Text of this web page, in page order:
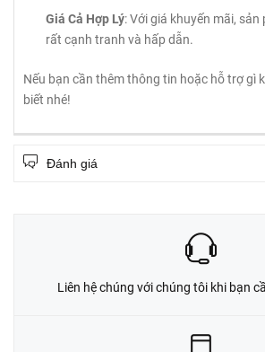
Giá Cả Hợp Lý: Với giá khuyến mãi,
rất cạnh tranh và hấp dẫn.
Nếu bạn cần thêm thông tin hoặc hỗ trợ gì
biết nhé!
Đánh giá
Liên hệ chúng với chúng tôi khi bạn